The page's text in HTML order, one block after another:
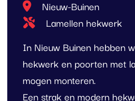
Locatie
Nieuw-Buinen
Type project
Lamellen hekwerk
In Nieuw Buinen hebben
hekwerk en poorten met
mogen monteren.
Een strak en modern